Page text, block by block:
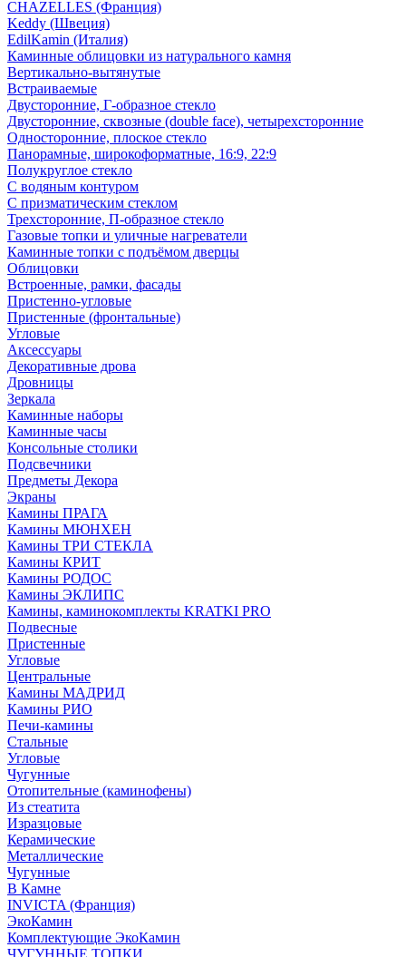
CHAZELLES (Франция)
Keddy (Швеция)
EdilKamin (Италия)
Каминные облицовки из натурального камня
Вертикально-вытянутые
Встраиваемые
Двусторонние, Г-образное стекло
Двусторонние, сквозные (double face), четырехсторонние
Односторонние, плоское стекло
Панорамные, широкоформатные, 16:9, 22:9
Полукруглое стекло
С водяным контуром
С призматическим стеклом
Трехсторонние, П-образное стекло
Газовые топки и уличные нагреватели
Каминные топки с подъёмом дверцы
Облицовки
Встроенные, рамки, фасады
Пристенно-угловые
Пристенные (фронтальные)
Угловые
Аксессуары
Декоративные дрова
Дровницы
Зеркала
Каминные наборы
Каминные часы
Консольные столики
Подсвечники
Предметы Декора
Экраны
Камины ПРАГА
Камины МЮНХЕН
Камины ТРИ СТЕКЛА
Камины КРИТ
Камины РОДОС
Камины ЭКЛИПС
Камины, каминокомплекты KRATKI PRO
Подвесные
Пристенные
Угловые
Центральные
Камины МАДРИД
Камины РИО
Печи-камины
Стальные
Угловые
Чугунные
Отопительные (каминофены)
Из стеатита
Изразцовые
Керамические
Металлические
Чугунные
В Камне
INVICTA (Франция)
ЭкоКамин
Комплектующие ЭкоКамин
ЧУГУННЫЕ ТОПКИ